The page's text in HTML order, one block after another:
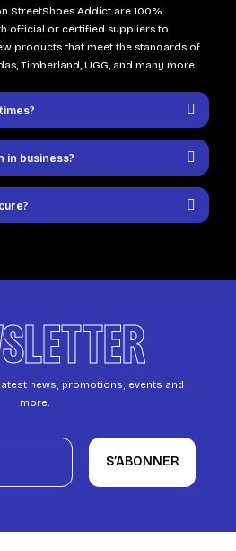
StreetShoes Addict are 100%
official or certified suppliers to
products that meet the standards of
Timberland, UGG, and many more.
in business?
news, promotions, events and
more.
S’ABONNER